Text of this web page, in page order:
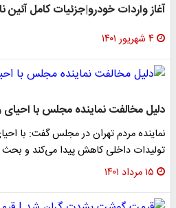
آغاز واردات خودرو|جزئیات کامل آئین
۴ شهریور ۱۴۰۱
دلیل مخالفت نماینده مجلس با احیای
نماینده مردم تهران در مجلس گفت: با
تولیدات داخلی کاهش پیدا می‌کند و
۱۵ مرداد ۱۴۰۱